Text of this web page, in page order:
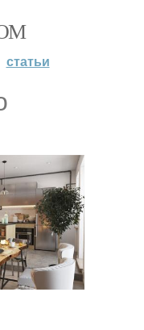
статьи